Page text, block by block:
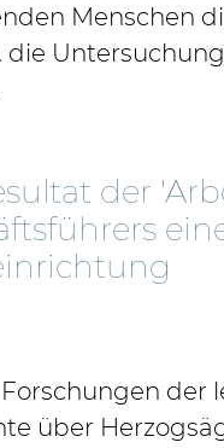
Menschen
die
der
der
über